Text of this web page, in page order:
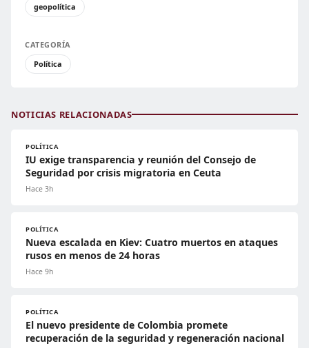
geopolítica
CATEGORÍA
Política
NOTICIAS RELACIONADAS
POLÍTICA
IU exige transparencia y reunión del Consejo de
Seguridad por crisis migratoria en Ceuta
Hace 3h
POLÍTICA
Nueva escalada en Kiev: Cuatro muertos en ataques
rusos en menos de 24 horas
Hace 9h
POLÍTICA
El nuevo presidente de Colombia promete
recuperación de la seguridad y regeneración nacional